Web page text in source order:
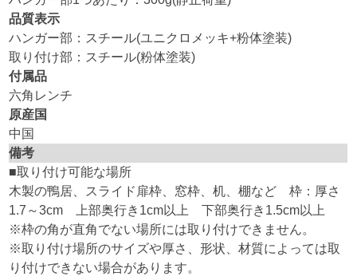
品質表示
ハンガー部：スチール(ユニクロメッキ+粉体塗装)
取り付け部：スチール(粉体塗装)
付属品
六角レンチ
原産国
中国
備考
■取り付け可能な場所
木製の鴨居、スライド扉枠、窓枠、机、棚など 枠：厚さ
1.7～3cm 上部奥行き1cm以上 下部奥行き1.5cm以上
※枠の角が直角でない場所には取り付けできません。
※取り付け場所のサイズや厚さ、形状、材質によっては取
り付けできない場合があります。